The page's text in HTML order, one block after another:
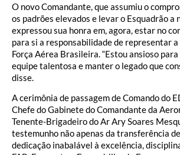
O novo Comandante, que assumiu o
os padrões elevados e levar o Esquadrão a
expressou sua honra em, agora, estar no
para si a responsabilidade de representar
Força Aérea Brasileira. “Estou ansioso
equipe talentosa e manter o legado que
disse.
A cerimônia de passagem de Comando do
Chefe do Gabinete do Comandante da
Tenente-Brigadeiro do Ar Ary Soares
testemunho não apenas da transferência
dedicação inabalável à excelência,